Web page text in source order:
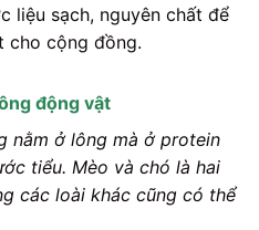
liệu sạch, nguyên chất để
cho cộng đồng.
động vật
nằm ở lông mà ở protein
tiểu. Mèo và chó là hai
các loài khác cũng có thể